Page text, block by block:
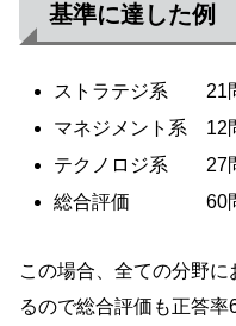
基準に達した例
ストラテジ系
マネジメント系
テクノロジ系
総合評価 60問/
この場合、全ての分野
るので総合評価も正答